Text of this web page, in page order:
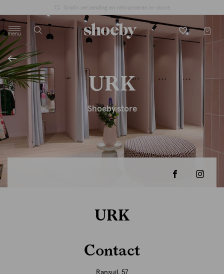
menu
label.header.toggle
URK
Shoeby store
URK
Contact
Ransuil, 57